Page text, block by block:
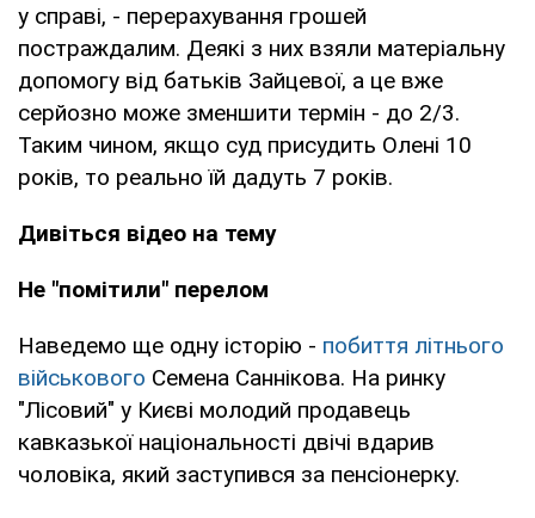
у справі, - перерахування грошей
постраждалим. Деякі з них взяли матеріальну
допомогу від батьків Зайцевої, а це вже
серйозно може зменшити термін - до 2/3.
Таким чином, якщо суд присудить Олені 10
років, то реально їй дадуть 7 років.
Дивіться відео на тему
Не "помітили" перелом
Наведемо ще одну історію - побиття літнього
військового Семена Саннікова. На ринку
"Лісовий" у Києві молодий продавець
кавказької національності двічі вдарив
чоловіка, який заступився за пенсіонерку.